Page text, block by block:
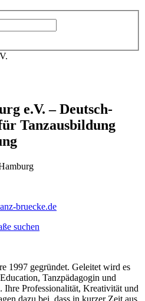
e.V. – Deutsch-
Tanzausbildung
bruecke.de
suchen
1997 gegründet. Geleitet wird es
Tanzpädagogin und
Professionalität, Kreativität und